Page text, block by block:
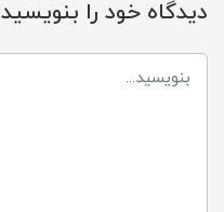
دیدگاه خود را بنویسید